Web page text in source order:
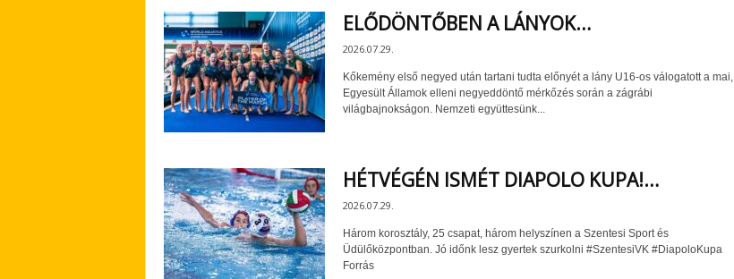
ELŐDÖNTŐBEN A LÁNYOK…
2026.07.29.
Kőkemény első negyed után tartani tudta előnyét a lány U16-os válogatott a mai,
Egyesült Államok elleni negyeddöntő mérkőzés során a zágrábi
világbajnokságon. Nemzeti együttesünk...
HÉTVÉGÉN ISMÉT DIAPOLO KUPA!…
2026.07.29.
Három korosztály, 25 csapat, három helyszínen a Szentesi Sport és
Üdülőközpontban. Jó időnk lesz gyertek szurkolni #SzentesiVK #DiapoloKupa
Forrás